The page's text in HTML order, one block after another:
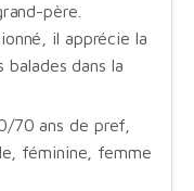
père.
il apprécie la
dans la
70 ans de pref,
féminine, femme